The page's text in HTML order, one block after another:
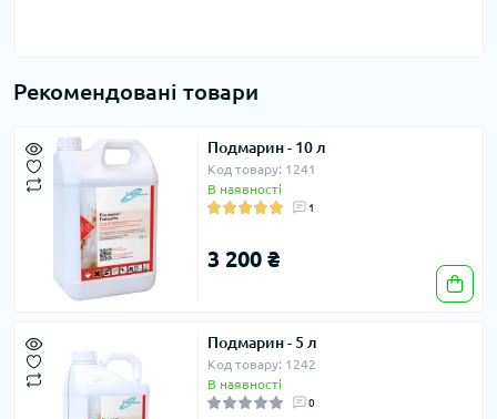
Рекомендовані товари
Подмарин - 10 л
Код товару: 1241
В наявності
1
3 200 ₴
Подмарин - 5 л
Код товару: 1242
В наявності
0